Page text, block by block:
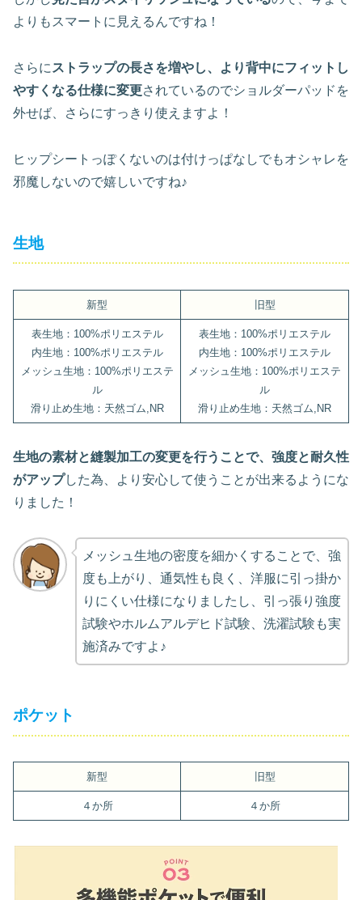
よりもスマートに見えるんですね！
さらに ストラップの長さを増やし、より背中にフィットし
やすくなる仕様に変更されているのでショルダーパッドを
外せば、さらにすっきり使えますよ！
ヒップシートっぽくないのは付けっぱなしでもオシャレを
邪魔しないので嬉しいですね♪
生地
新型 旧型
表生地：100%ポリエステル
内生地：100%ポリエステル
メッシュ生地：100%ポリエステ
ル
滑り止め生地：天然ゴム,NR
表生地：100%ポリエステル
内生地：100%ポリエステル
メッシュ生地：100%ポリエステ
ル
滑り止め生地：天然ゴム,NR
生地の素材と縫製加工の変更を行うことで、強度と耐久性
がアップした為、より安心して使うことが出来るようにな
りました！
メッシュ生地の密度を細かくすることで、強
度も上がり、通気性も良く、洋服に引っ掛か
りにくい仕様になりましたし、引っ張り強度
試験やホルムアルデヒド試験、洗濯試験も実
施済みですよ♪
ポケット
新型 旧型
４か所 ４か所